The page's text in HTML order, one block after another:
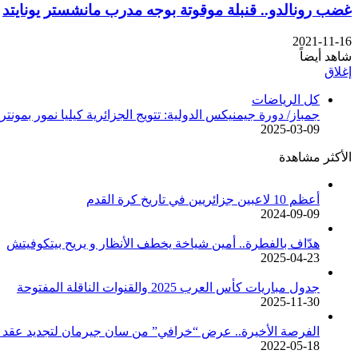
غضب رونالدو.. قنبلة موقوتة بوجه مدرب مانشستر يونايتد
2021-11-16
شاهد أيضاً
إغلاق
كل الرياضات
جمباز/ دورة جيمنيكس الدولية: تتويج الجزائرية كيليا نمور
2025-03-09
الأكثر مشاهدة
أعظم 10 لاعبين جزائريين في تاريخ كرة القدم
2024-09-09
هدّاف بالفطرة.. أمين شياخة يخطف الأنظار و يريح بيتكوفيتش
2025-04-23
جدول مباريات كأس العرب 2025 والقنوات الناقلة المفتوحة
2025-11-30
الفرصة الأخيرة.. عرض “خرافي” من سان جيرمان لتجديد عقد
2022-05-18